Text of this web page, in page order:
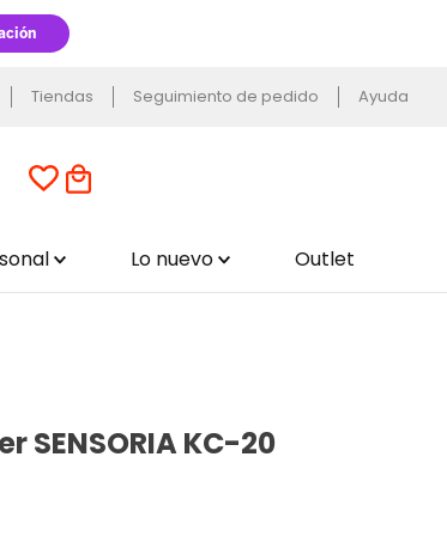
Tiendas Seguimiento de pedido Ayuda
Lo nuevo Outlet
SENSORIA KC-20